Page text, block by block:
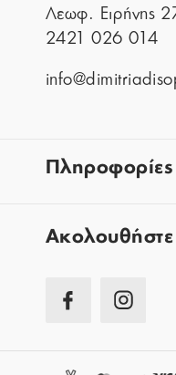
Λεωφ. Ειρήνης
2421 026 014
Πληροφορίες